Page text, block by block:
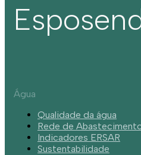
Água
Qualidade da água
Rede de
Indicadores ERSAR
Sustentabilidade